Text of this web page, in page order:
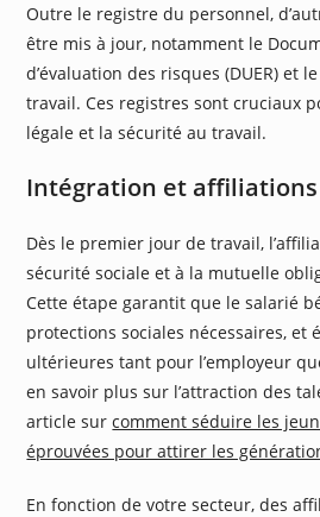
Outre le registre du personnel,
être mis à jour, notamment le
d’évaluation des risques (DUER) et
travail. Ces registres sont cruciaux
légale et la sécurité au travail.
Intégration et
Dès le premier jour de travail,
sécurité sociale et à la mutuelle
Cette étape garantit que le salarié
protections sociales nécessaires, et
ultérieures tant pour l’employeur
en savoir plus sur l’attraction des
article surcomment séduire les
éprouvées pour attirer les
En fonction de votre secteur, des